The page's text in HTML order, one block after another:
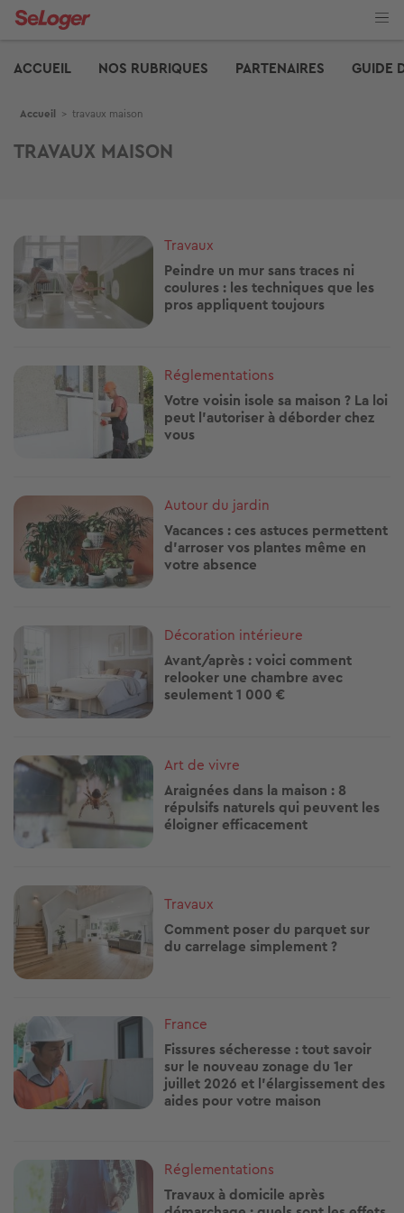
Aller
ACCUEIL
NOS RUBRIQUES PARTENAIRES GUIDE
Fil d'Ariane
Accueil > travaux maison
TRAVAUX MAISON
Image
Travaux
Peindre un mur sans traces ni
coulures : les techniques que les
pros appliquent toujours
Réglementations
Votre voisin isole sa maison ? La loi
peut l'autoriser à déborder chez
vous
Image
Autour du jardin
Vacances : ces astuces permettent
d'arroser vos plantes même en
votre absence
Décoration intérieure
Avant/après : voici comment
relooker une chambre avec
seulement 1 000 €
Image
Art de vivre
Araignées dans la maison : 8
répulsifs naturels qui peuvent les
éloigner efficacement
Image
Travaux
Comment poser du parquet sur
du carrelage simplement ?
Image
France
Fissures sécheresse : tout savoir
sur le nouveau zonage du 1er
juillet 2026 et l’élargissement des
aides pour votre maison
Réglementations
Travaux à domicile après